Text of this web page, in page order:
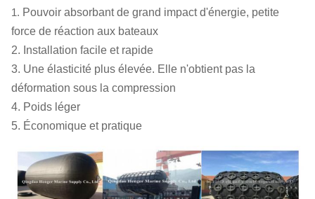
1. Pouvoir absorbant de grand impact d'énergie, petite
force de réaction aux bateaux
2. Installation facile et rapide
3. Une élasticité plus élevée. Elle n'obtient pas la
déformation sous la compression
4. Poids léger
5. Économique et pratique